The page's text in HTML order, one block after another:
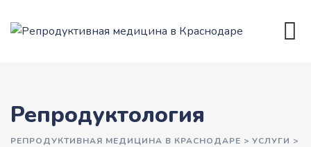
Репродуктология
РЕПРОДУКТИВНАЯ МЕДИЦИНА В КРАСНОДАРЕ > УСЛУГИ >